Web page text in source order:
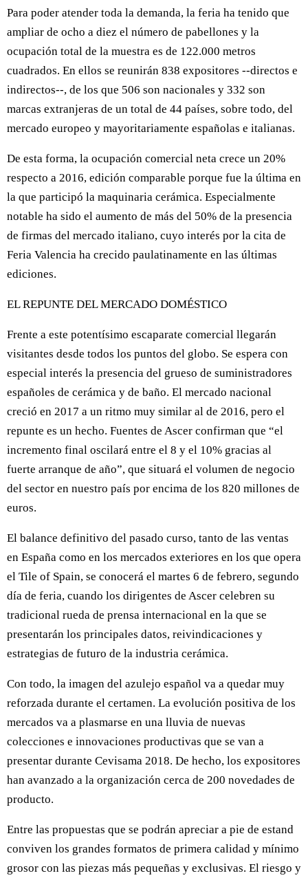
Para poder atender toda la demanda, la feria ha tenido que
ampliar de ocho a diez el número de pabellones y la
ocupación total de la muestra es de 122.000 metros
cuadrados. En ellos se reunirán 838 expositores --directos e
indirectos--, de los que 506 son nacionales y 332 son
marcas extranjeras de un total de 44 países, sobre todo, del
mercado europeo y mayoritariamente españolas e italianas.
De esta forma, la ocupación comercial neta crece un 20%
respecto a 2016, edición comparable porque fue la última en
la que participó la maquinaria cerámica. Especialmente
notable ha sido el aumento de más del 50% de la presencia
de firmas del mercado italiano, cuyo interés por la cita de
Feria Valencia ha crecido paulatinamente en las últimas
ediciones.
EL REPUNTE DEL MERCADO DOMÉSTICO
Frente a este potentísimo escaparate comercial llegarán
visitantes desde todos los puntos del globo. Se espera con
especial interés la presencia del grueso de suministradores
españoles de cerámica y de baño. El mercado nacional
creció en 2017 a un ritmo muy similar al de 2016, pero el
repunte es un hecho. Fuentes de Ascer confirman que “el
incremento final oscilará entre el 8 y el 10% gracias al
fuerte arranque de año”, que situará el volumen de negocio
del sector en nuestro país por encima de los 820 millones de
euros.
El balance definitivo del pasado curso, tanto de las ventas
en España como en los mercados exteriores en los que opera
el Tile of Spain, se conocerá el martes 6 de febrero, segundo
día de feria, cuando los dirigentes de Ascer celebren su
tradicional rueda de prensa internacional en la que se
presentarán los principales datos, reivindicaciones y
estrategias de futuro de la industria cerámica.
Con todo, la imagen del azulejo español va a quedar muy
reforzada durante el certamen. La evolución positiva de los
mercados va a plasmarse en una lluvia de nuevas
colecciones e innovaciones productivas que se van a
presentar durante Cevisama 2018. De hecho, los expositores
han avanzado a la organización cerca de 200 novedades de
producto.
Entre las propuestas que se podrán apreciar a pie de estand
conviven los grandes formatos de primera calidad y mínimo
grosor con las piezas más pequeñas y exclusivas. El riesgo y